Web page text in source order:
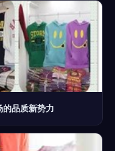
的品质新势力